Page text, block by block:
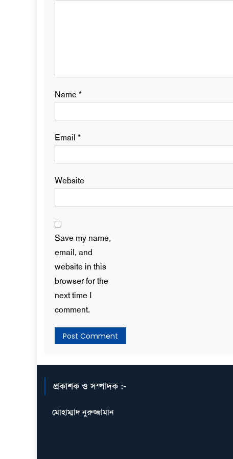
Name*
Email *
Website
Save my name,
email, and
website in this
browser for the
next time I
comment.
প্রকাশক ও সম্পাদক :-
মোহাম্মাদ নুরুজ্জামান